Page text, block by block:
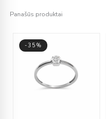
Panašūs produktai
-35%